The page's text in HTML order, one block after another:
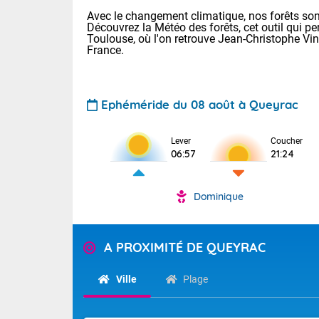
Avec le changement climatique, nos forêts
Découvrez la Météo des forêts, cet outil qui
Toulouse, où l'on retrouve Jean-Christophe
France.
Ephéméride du 08 août à Queyrac
Lever
06:57
Coucher
21:24
Dominique
A PROXIMITÉ DE QUEYRAC
Ville Plage
Voici les
: 13/28 Paris
Clermont-Fd
Limoges :
Lille : 14/29
Très
(83), et